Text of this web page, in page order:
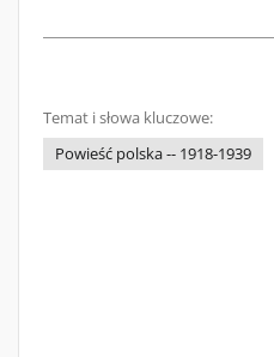
Temat i słowa kluczowe:
Powieść polska -- 1918-1939